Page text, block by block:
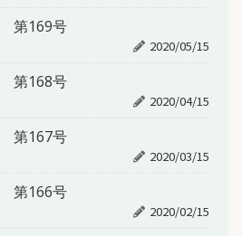
第169号
2020/05/15
第168号
2020/04/15
第167号
2020/03/15
第166号
2020/02/15